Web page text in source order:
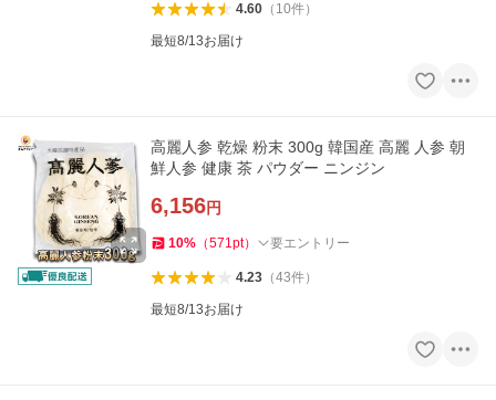
4.60（ 10件）
最短8/13お届け
高麗人参 乾燥 粉末 300g 韓国産 高麗 人参 朝
鮮人参 健康 茶 パウダー ニンジン
6,156円
10% （571pt） 要エントリー
4.23（43件）
最短8/13お届け